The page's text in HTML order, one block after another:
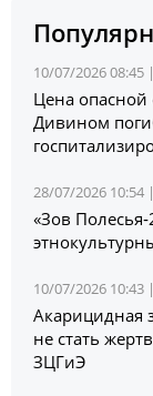
10/07/2026 08:45 |
Цена опасной
Дивином
28/07/2026 10:54 |
«Зов
10/07/2026 10:43 |
Акарицидная
не стать
ЗЦГиЭ